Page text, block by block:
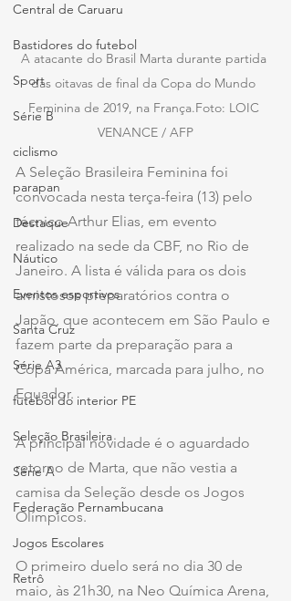
Central de Caruaru
Bastidores do futebol
Sport
Série B
ciclismo
parapan
Destaque
Náutico
Eventos esportivos
Santa Cruz
Série A3
futebol do interior PE
Seleção Brasileira
Série A
Federação Pernambucana
Jogos Escolares
Retrô
A atacante do Brasil Marta durante partida
das oitavas de final da Copa do Mundo
Feminina de 2019, na França.Foto: LOIC
VENANCE / AFP
A Seleção Brasileira Feminina foi
convocada nesta terça-feira (13) pelo
técnico Arthur Elias, em evento
realizado na sede da CBF, no Rio de
Janeiro. A lista é válida para os dois
amistosos preparatórios contra o
Japão, que acontecem em São Paulo e
fazem parte da preparação para a
Copa América, marcada para julho, no
Equador.
A principal novidade é o aguardado
retorno de Marta, que não vestia a
camisa da Seleção desde os Jogos
Olímpicos.
O primeiro duelo será no dia 30 de
maio, às 21h30, na Neo Química Arena,